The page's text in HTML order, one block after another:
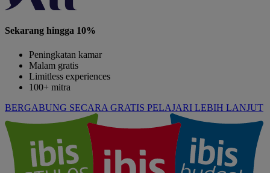
Sekarang hingga 10%
Peningkatan kamar
Malam gratis
Limitless experiences
100+ mitra
BERGABUNG SECARA GRATIS PELAJARI LEBIH LANJUT